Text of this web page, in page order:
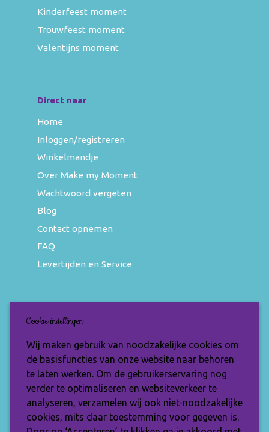
Kinderfeest moment
Trouwfeest moment
Valentijns moment
Direct naar
Home
Inloggen/registreren
Winkelmandje
Over Make my Moment
Wachtwoord vergeten
Blog
Contact opnemen
FAQ
Levertijden en Service
Nieuwsbrief
Wil jij op de hoogte blijven van de nieuwste
items en speciale aanbiedingen? Vul je e-
mailadres dan in en ontvang de Make My
Moment nieuwsbrief.
Cookie instellingen
Wij maken gebruik van noodzakelijke cookies om
de basisfuncties van onze website naar behoren
te laten werken. Om de gebruikerservaring nog
verder te optimaliseren en websiteverkeer te
analyseren, verzamelen wij ook niet-noodzakelijke
cookies, mits daar toestemming voor gegeven is.